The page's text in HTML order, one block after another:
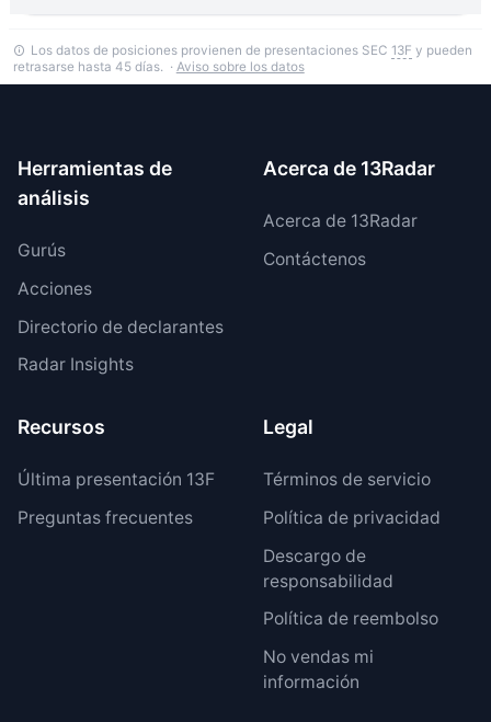
Los datos de posiciones provienen de presentaciones SEC 13F y pueden
retrasarse hasta 45 días. · Aviso sobre los datos
Herramientas de
análisis
Gurús
Acciones
Directorio de declarantes
Radar Insights
Acerca de 13Radar
Acerca de 13Radar
Contáctenos
Recursos
Última presentación 13F
Preguntas frecuentes
Legal
Términos de servicio
Política de privacidad
Descargo de
responsabilidad
Política de reembolso
No vendas mi
información